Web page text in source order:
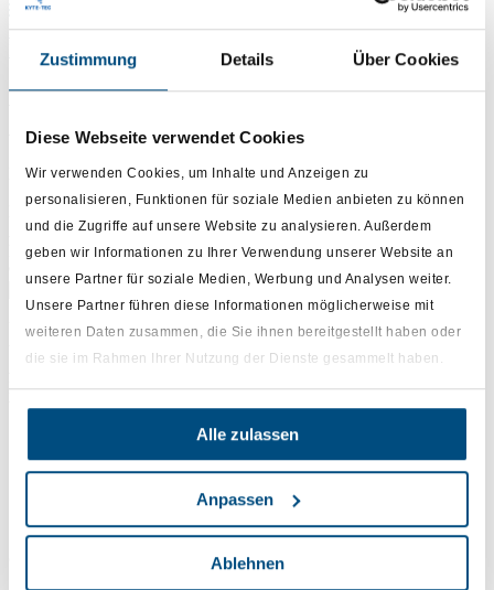
Zustimmung Details Über Cookies
Diese Webseite verwendet Cookies
Wir verwenden Cookies, um Inhalte und Anzeigen zu
personalisieren, Funktionen für soziale Medien anbieten zu können
und die Zugriffe auf unsere Website zu analysieren. Außerdem
geben wir Informationen zu Ihrer Verwendung unserer Website an
unsere Partner für soziale Medien, Werbung und Analysen weiter.
Unsere Partner führen diese Informationen möglicherweise mit
weiteren Daten zusammen, die Sie ihnen bereitgestellt haben oder
die sie im Rahmen Ihrer Nutzung der Dienste gesammelt haben.
Alle zulassen
Anpassen
Ablehnen
Login
Ihre Apotheke jetzt kostenlos registrieren
Abmeldung zum
APOTHEKENCOUPONS Magazin
Der Abmeldevorgang wurde bereits geschlossen.
Falls Sie Fragen zum Coupon Magazin, der
Abrechnung haben, rufen Sie gerne an. Wir sind für Sie über
kundenbetreuung@kyte-tec.com oder telefonisch unter 06127 990
9031 erreichbar.
Unser Ziel ist es, den stationären Apothekenmarkt in Deutschland
Apotheken, Herstellern und Konsumenten gleichermaßen einen
Mehrwert zu bieten. Durch innovative Lösungen schaffen wir echte
Win-Win-Win-Situationen für alle Beteiligten.
AGB
Datenschutz
© All rights reserved by KYTE-TEC